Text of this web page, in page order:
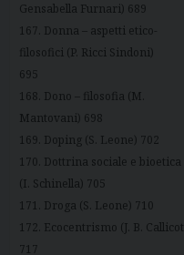
Gensabella Furnari) 689
167. Donna – aspetti etico-
filosofici (P. Ricci Sindoni)
695
168. Dono – filosofia (M.
Mantovani) 698
169. Doping (S. Leone) 702
170. Dottrina sociale e bioetica
(I. Schinella) 705
171. Droga (S. Leone) 710
172. Ecocentrismo (J. B.
717